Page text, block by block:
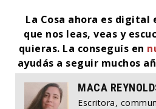
La Cosa ahora es
que nos leas, veas y
quieras. La conseguís en
ayudás a seguir muchos
MACA
Escritora,